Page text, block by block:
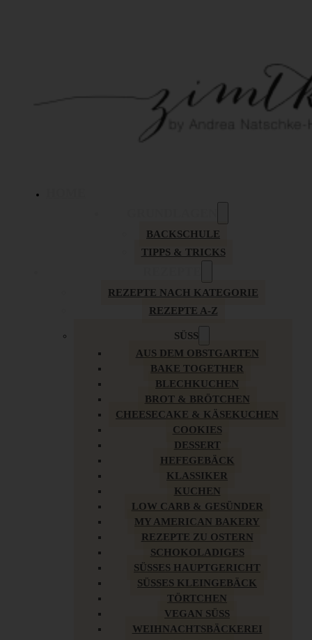
BACKSCHULE
TIPPS & TRICKS
REZEPTE NACH KATEGORIE
REZEPTE A-Z
SÜSS
AUS DEM OBSTGARTEN
BAKE TOGETHER
BLECHKUCHEN
BROT & BRÖTCHEN
CHEESECAKE & KÄSEKUCHEN
COOKIES
DESSERT
HEFEGEBÄCK
KLASSIKER
KUCHEN
LOW CARB & GESÜNDER
MY AMERICAN BAKERY
REZEPTE ZU OSTERN
SCHOKOLADIGES
SÜSSES HAUPTGERICHT
SÜSSES KLEINGEBÄCK
TÖRTCHEN
VEGAN SÜSS
WEIHNACHTSBÄCKEREI